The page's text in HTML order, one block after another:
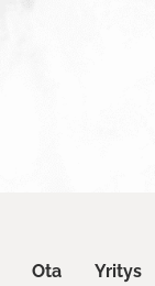
Ota
Yritys